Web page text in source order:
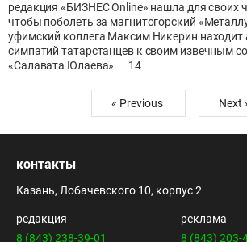
редакция «БИЗНЕС Online» нашла для своих
чтобы поболеть за магнитогорский
уфимский коллега Максим Никерин находит
симпатий татарстанцев к своим извечным
«Салавата Юлаева»
14
« Previous Next
контакты
Казань, Лобачевского 10, корпус 2
редакция
8 (843) 238-39-01
реклама
8 (843) 203-